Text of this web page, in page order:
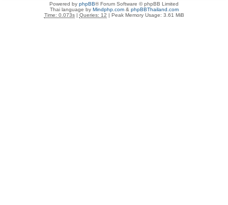
Powered by phpBB® Forum Software © phpBB Limited
Thai language by Mindphp.com& phpBBThailand.com
Time: 0.073s| Queries: 12 | Peak Memory Usage: 3.61 MiB